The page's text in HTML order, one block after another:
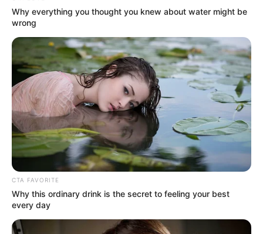
Why everything you thought you knew about water might be
wrong
CTA FAVORITE
Why this ordinary drink is the secret to feeling your best
every day